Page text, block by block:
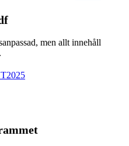
men allt inne­håll